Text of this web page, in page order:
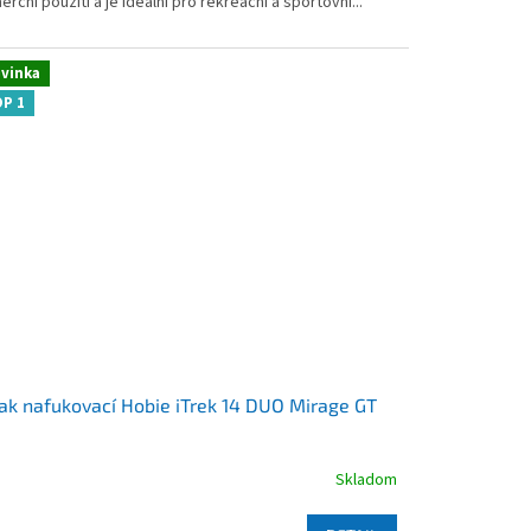
1
nafukovací Hobie iTrek 14 DUO Mirage GT
Skladom